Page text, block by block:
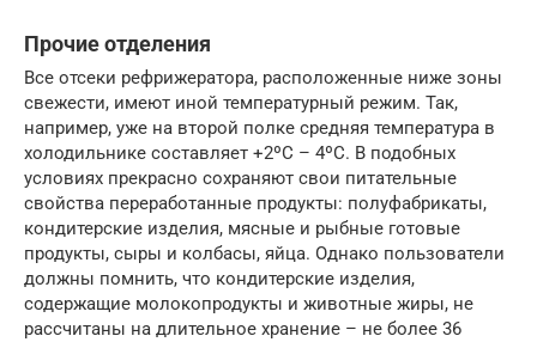
Прочие отделения
Все отсеки рефрижератора, расположенные ниже зоны
свежести, имеют иной температурный режим. Так,
например, уже на второй полке средняя температура в
холодильнике составляет +2ºС – 4ºС. В подобных
условиях прекрасно сохраняют свои питательные
свойства переработанные продукты: полуфабрикаты,
кондитерские изделия, мясные и рыбные готовые
продукты, сыры и колбасы, яйца. Однако пользователи
должны помнить, что кондитерские изделия,
содержащие молокопродукты и животные жиры, не
рассчитаны на длительное хранение – не более 36